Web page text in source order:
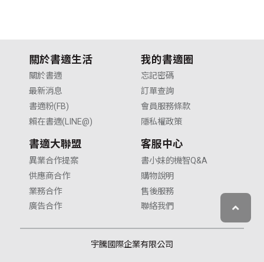
關於書適生活
關於書適
最新消息
書適粉(FB)
賴在書適(LINE@)
我的書適圈
忘記密碼
訂單查詢
會員服務條款
隱私權政策
書適大聯盟
異業合作提案
供應商合作
業務合作
廣告合作
客服中心
書小妹的機智Q&A
購物說明
售後服務
聯絡我們
宇騰國際企業有限公司